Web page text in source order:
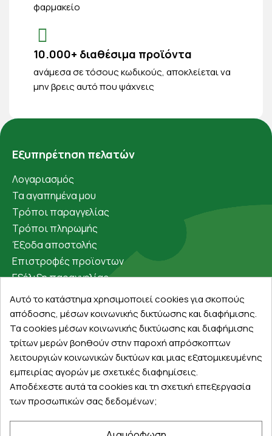
φαρμακείο
10.000+ διαθέσιμα προϊόντα
ανάμεσα σε τόσους κωδικούς, αποκλείεται να
μην βρεις αυτό που ψάχνεις
Εξυπηρέτηση πελατών
Λογαριασμός
Τα αγαπημένα μου
Τρόποι παραγγελίας
Τρόποι πληρωμής
Έξοδα αποστολής
Επιστροφές προϊοντων
Εξέλιξη παραγγελίας
Πληροφορίες
Επικοινωνία
Σχετικά με εμάς
Πολιτική απορρήτου
Όροι χρήσης
Cookies
Άρθρα
Αυτό το κατάστημα χρησιμοποιεί cookies για σκοπούς
απόδοσης, μέσων κοινωνικής δικτύωσης και διαφήμισης.
Τα cookies μέσων κοινωνικής δικτύωσης και διαφήμισης
τρίτων μερών βοηθούν στην παροχή απρόσκοπτων
λειτουργιών κοινωνικών δικτύων και μιας εξατομικευμένης
εμπειρίας αγορών με σχετικές διαφημίσεις.
Αποδέχεστε αυτά τα cookies και τη σχετική επεξεργασία
των προσωπικών σας δεδομένων;